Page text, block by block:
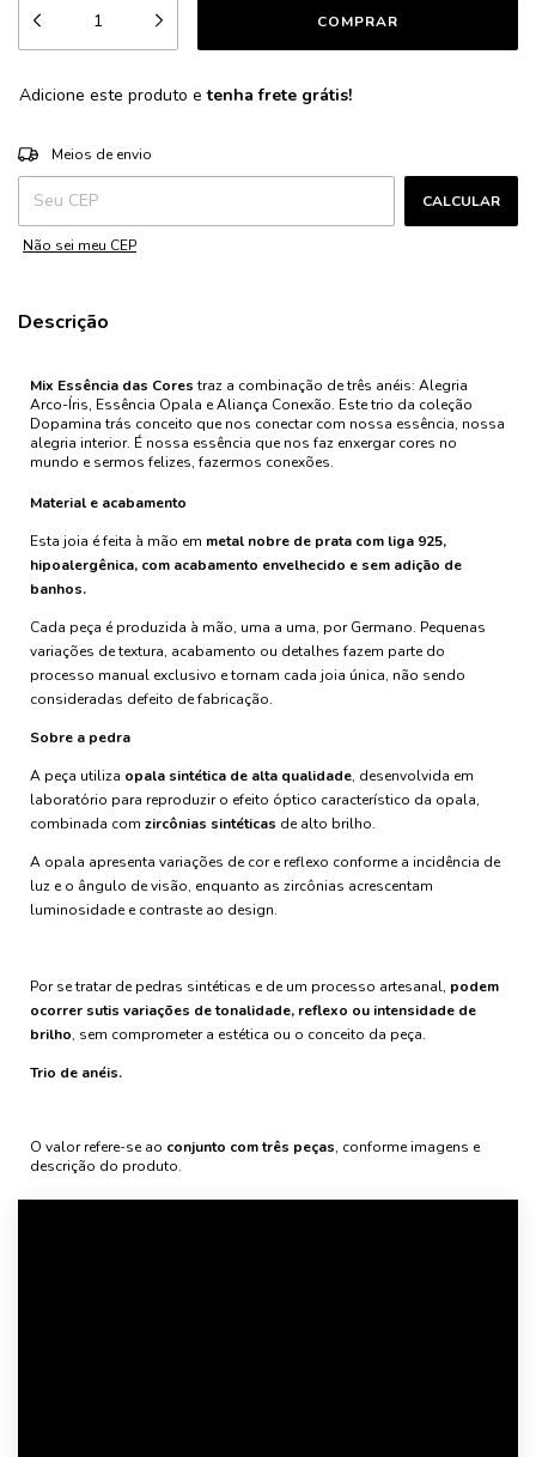
Adicione este produto etenha frete grátis!
Entregas para o CEP:
Meios de envio
CALCULAR
Não sei meu CEP
Descrição
Mix Essência das Cores traz a combinação de três anéis: Alegria
Arco-Íris, Essência Opala e Aliança Conexão. Este trio da coleção
Dopamina trás conceito que nos conectar com nossa essência, nossa
alegria interior. É nossa essência que nos faz enxergar cores no
mundo e sermos felizes, fazermos conexões.
Material e acabamento
Esta joia é feita à mão em metal nobre de prata com liga 925,
hipoalergênica, com acabamento envelhecido e sem adição de
banhos.
Cada peça é produzida à mão, uma a uma, por Germano. Pequenas
variações de textura, acabamento ou detalhes fazem parte do
processo manual exclusivo e tornam cada joia única, não sendo
consideradas defeito de fabricação.
Sobre a pedra
A peça utiliza opala sintética de alta qualidade, desenvolvida em
laboratório para reproduzir o efeito óptico característico da opala,
combinada com zircônias sintéticas de alto brilho.
A opala apresenta variações de cor e reflexo conforme a incidência de
luz e o ângulo de visão, enquanto as zircônias acrescentam
luminosidade e contraste ao design.
Por se tratar de pedras sintéticas e de um processo artesanal, podem
ocorrer sutis variações de tonalidade, reflexo ou intensidade de
brilho, sem comprometer a estética ou o conceito da peça.
Trio de anéis.
O valor refere-se ao conjunto com três peças, conforme imagens e
descrição do produto.